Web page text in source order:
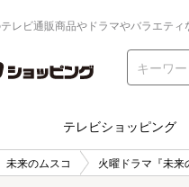
レビ通販商品やドラマやバラエテ
テレビショッピング
未来のムスコ 火曜ドラマ『未来